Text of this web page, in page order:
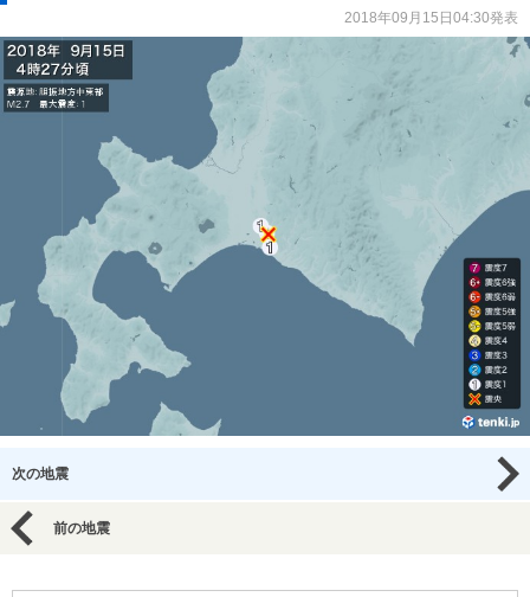
2018年09月15日04:30発表
次の地震
前の地震